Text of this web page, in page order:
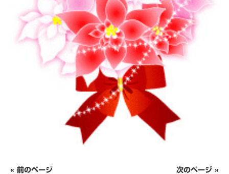
« 前のページ 次のページ »